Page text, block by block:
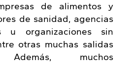
de alimentos y
de sanidad, agencias
u organizaciones sin
otras muchas salidas
Además, muchos